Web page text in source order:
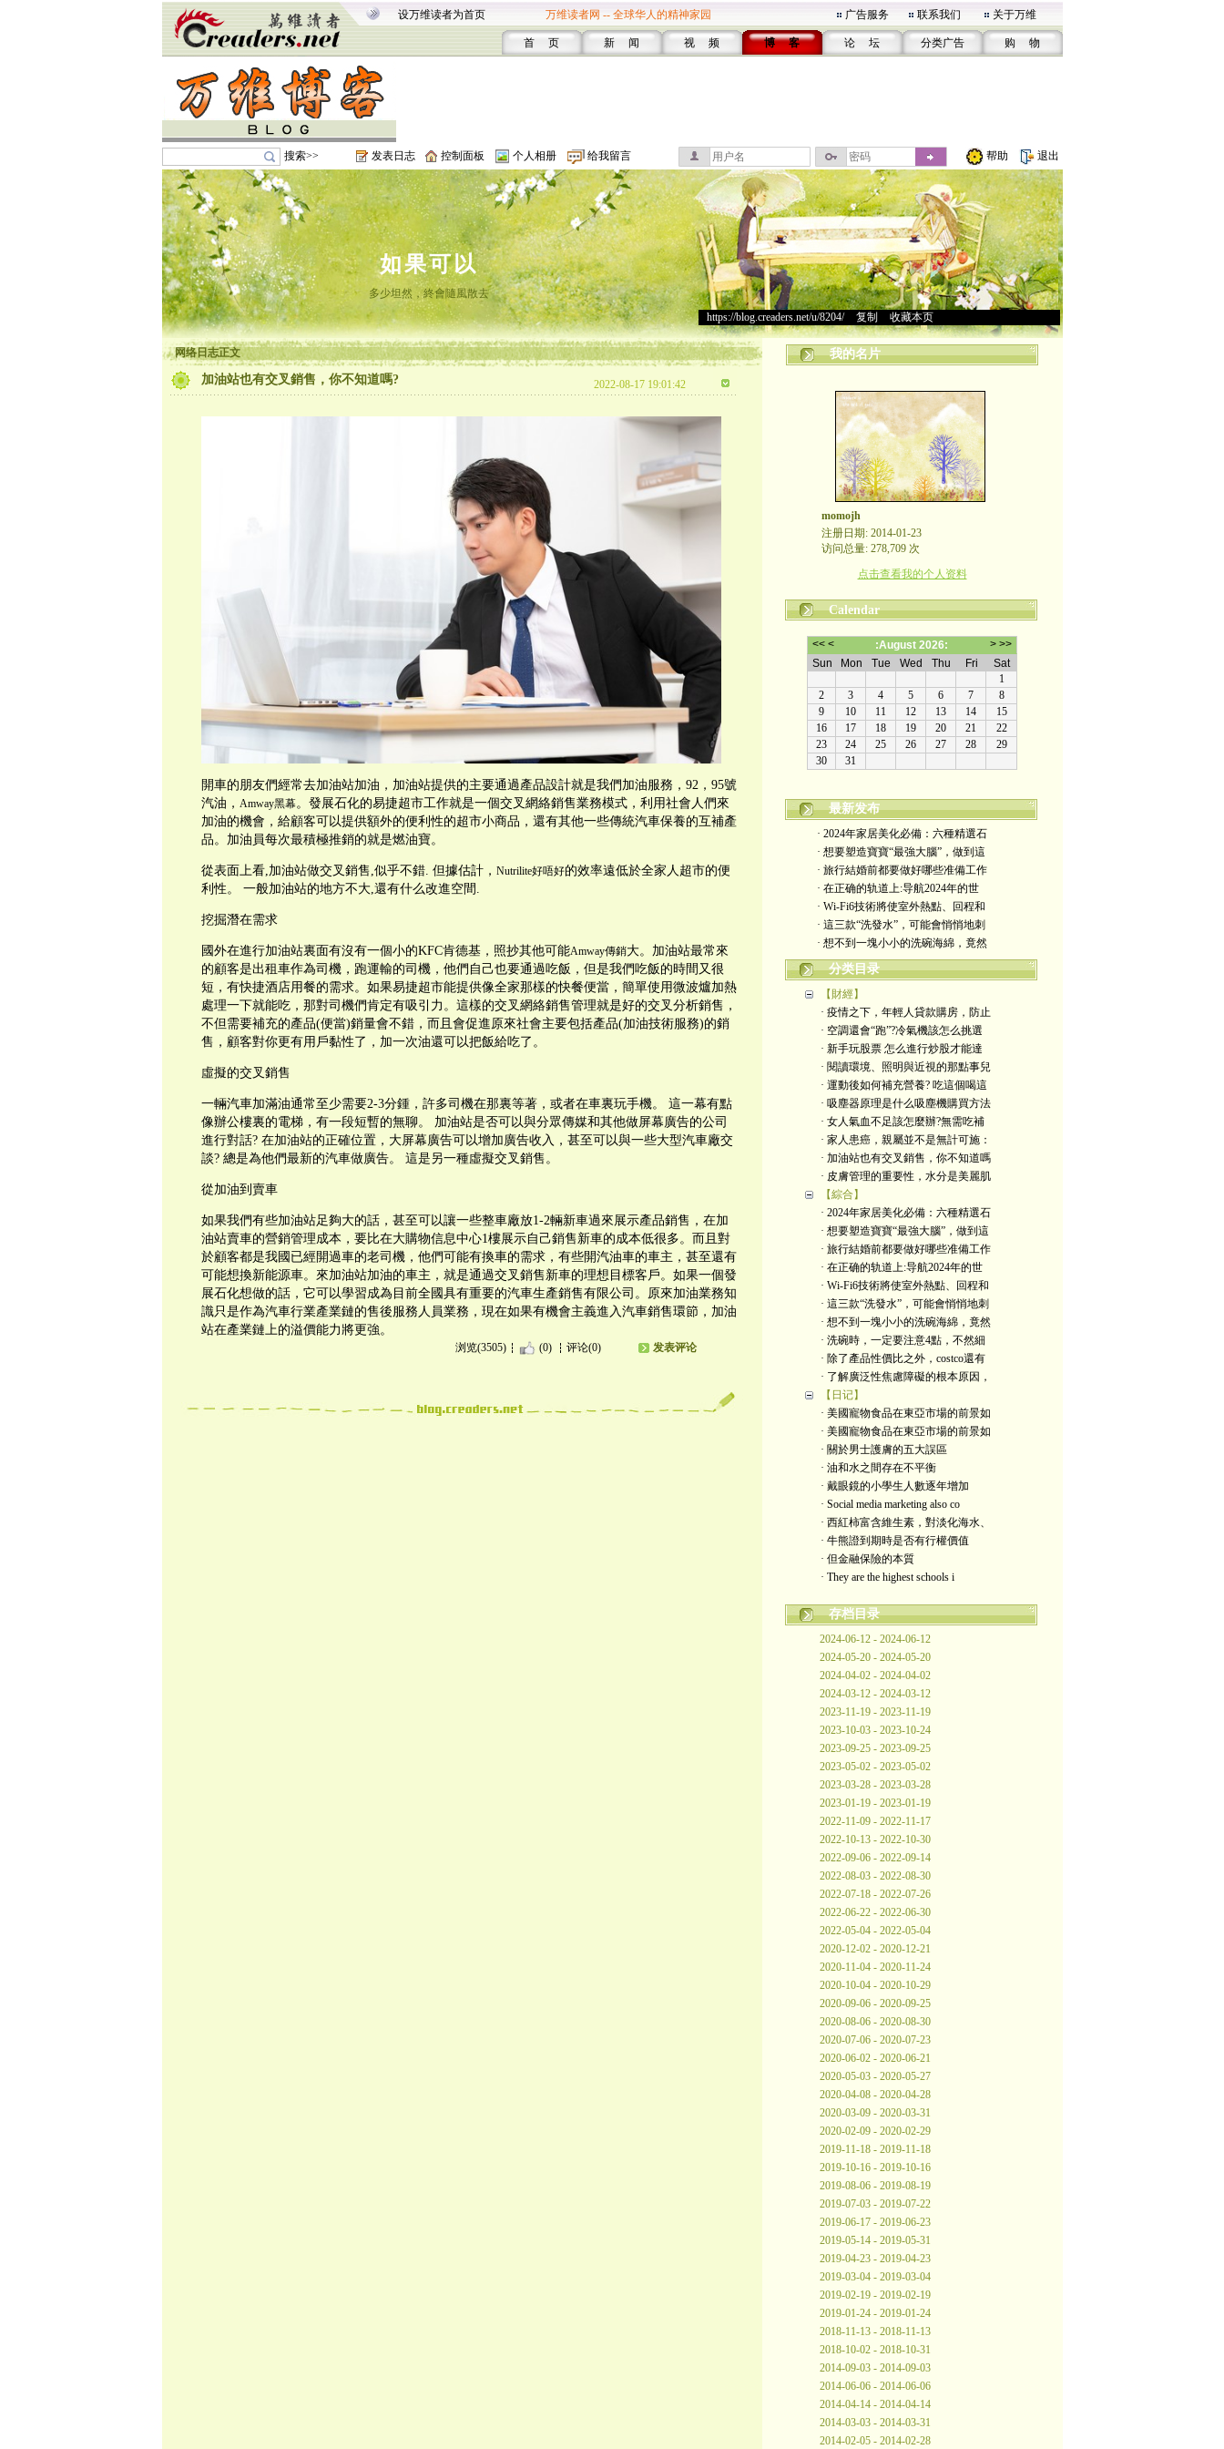
设万维读者为首页 万维读者网 -- 全球华人的精神家园 广告服务 联系我们 关于万维
首 页 新 闻 视 频 博 客 论 坛 分类广告 购 物
搜索>> 发表日志 控制面板 个人相册 给我留言 帮助 退出
如果可以
多少坦然，終會隨風散去
https://blog.creaders.net/u/8204/> 复制 收藏本页
网络日志正文
加油站也有交叉銷售，你不知道嗎? 2022-08-17 19:01:42
開車的朋友們經常去加油站加油，加油站提供的主要通過產品設計就是我們加油服務，92，95號
汽油， Amway黑幕。發展石化的易捷超市工作就是一個交叉網絡銷售業務模式，利用社會人們來
加油的機會，給顧客可以提供額外的便利性的超市小商品，還有其他一些傳統汽車保養的互補產
品。加油員每次最積極推銷的就是燃油寶。
從表面上看,加油站做交叉銷售,似乎不錯. 但據估計， Nutrilite好唔好的效率遠低於全家人超市的便
利性。 一般加油站的地方不大,還有什么改進空間.
挖掘潛在需求
國外在進行加油站裏面有沒有一個小的KFC肯德基，照抄其他可能Amway傳銷大。加油站最常來
的顧客是出租車作為司機，跑運輸的司機，他們自己也要通過吃飯，但是我們吃飯的時間又很
短，有快捷酒店用餐的需求。如果易捷超市能提供像全家那樣的快餐便當，簡單使用微波爐加熱
處理一下就能吃，那對司機們肯定有吸引力。這樣的交叉網絡銷售管理就是好的交叉分析銷售，
不但需要補充的產品(便當)銷量會不錯，而且會促進原來社會主要包括產品(加油技術服務)的銷
售，顧客對你更有用戶黏性了，加一次油還可以把飯給吃了。
虛擬的交叉銷售
一輛汽車加滿油通常至少需要2-3分鍾，許多司機在那裏等著，或者在車裏玩手機。 這一幕有點
像辦公樓裏的電梯，有一段短暫的無聊。 加油站是否可以與分眾傳媒和其他做屏幕廣告的公司
進行對話? 在加油站的正確位置，大屏幕廣告可以增加廣告收入，甚至可以與一些大型汽車廠交
談? 總是為他們最新的汽車做廣告。 這是另一種虛擬交叉銷售。
從加油到賣車
如果我們有些加油站足夠大的話，甚至可以讓一些整車廠放1-2輛新車過來展示產品銷售，在加
油站賣車的營銷管理成本，要比在大購物信息中心1樓展示自己銷售新車的成本低很多。而且對
於顧客都是我國已經開過車的老司機，他們可能有換車的需求，有些開汽油車的車主，甚至還有
可能想換新能源車。來加油站加油的車主，就是通過交叉銷售新車的理想目標客戶。如果一個發
展石化想做的話，它可以學習成為目前全國具有重要的汽車生產銷售有限公司。原來加油業務知
識只是作為汽車行業產業鏈的售後服務人員業務，現在如果有機會主義進入汽車銷售環節，加油
站在產業鏈上的溢價能力將更強。
浏览(3505) (0) 评论(0) 发表评论
我的名片
momojh
注册日期: 2014-01-23
访问总量: 278,709 次
点击查看我的个人资料
Calendar
最新发布
· 2024年家居美化必備：六種精選石
· 想要塑造寶寶“最強大腦”，做到這
· 旅行結婚前都要做好哪些准備工作
· 在正确的轨道上:导航2024年的世
· Wi-Fi6技術將使室外熱點、回程和
· 這三款“洗發水”，可能會悄悄地刺
· 想不到一塊小小的洗碗海綿，竟然
分类目录
【財經】
· 疫情之下，年輕人貸款購房，防止
· 空調還會“跑”?冷氣機該怎么挑選
· 新手玩股票 怎么進行炒股才能達
· 閱讀環境、照明與近視的那點事兒
· 運動後如何補充營養? 吃這個喝這
· 吸塵器原理是什么吸塵機購買方法
· 女人氣血不足該怎麼辦?無需吃補
· 家人患癌，親屬並不是無計可施：
· 加油站也有交叉銷售，你不知道嗎
· 皮膚管理的重要性，水分是美麗肌
【綜合】
· 2024年家居美化必備：六種精選石
· 想要塑造寶寶“最強大腦”，做到這
· 旅行結婚前都要做好哪些准備工作
· 在正确的轨道上:导航2024年的世
· Wi-Fi6技術將使室外熱點、回程和
· 這三款“洗發水”，可能會悄悄地刺
· 想不到一塊小小的洗碗海綿，竟然
· 洗碗時，一定要注意4點，不然細
· 除了產品性價比之外，costco還有
· 了解廣泛性焦慮障礙的根本原因，
【日记】
· 美國寵物食品在東亞市場的前景如
· 美國寵物食品在東亞市場的前景如
· 關於男士護膚的五大誤區
· 油和水之間存在不平衡
· 戴眼鏡的小學生人數逐年增加
· Social media marketing also co
· 西紅柿富含維生素，對淡化海水、
· 牛熊證到期時是否有行權價值
· 但金融保險的本質
· They are the highest schools i
存档目录
2024-06-12 - 2024-06-12
2024-05-20 - 2024-05-20
2024-04-02 - 2024-04-02
2024-03-12 - 2024-03-12
2023-11-19 - 2023-11-19
2023-10-03 - 2023-10-24
2023-09-25 - 2023-09-25
2023-05-02 - 2023-05-02
2023-03-28 - 2023-03-28
2023-01-19 - 2023-01-19
2022-11-09 - 2022-11-17
2022-10-13 - 2022-10-30
2022-09-06 - 2022-09-14
2022-08-03 - 2022-08-30
2022-07-18 - 2022-07-26
2022-06-22 - 2022-06-30
2022-05-04 - 2022-05-04
2020-12-02 - 2020-12-21
2020-11-04 - 2020-11-24
2020-10-04 - 2020-10-29
2020-09-06 - 2020-09-25
2020-08-06 - 2020-08-30
2020-07-06 - 2020-07-23
2020-06-02 - 2020-06-21
2020-05-03 - 2020-05-27
2020-04-08 - 2020-04-28
2020-03-09 - 2020-03-31
2020-02-09 - 2020-02-29
2019-11-18 - 2019-11-18
2019-10-16 - 2019-10-16
2019-08-06 - 2019-08-19
2019-07-03 - 2019-07-22
2019-06-17 - 2019-06-23
2019-05-14 - 2019-05-31
2019-04-23 - 2019-04-23
2019-03-04 - 2019-03-04
2019-02-19 - 2019-02-19
2019-01-24 - 2019-01-24
2018-11-13 - 2018-11-13
2018-10-02 - 2018-10-31
2014-09-03 - 2014-09-03
2014-06-06 - 2014-06-06
2014-04-14 - 2014-04-14
2014-03-03 - 2014-03-31
2014-02-05 - 2014-02-28